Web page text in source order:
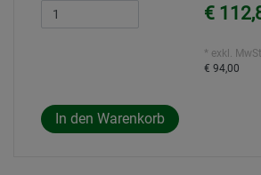
€
* exkl.
€ 94,00